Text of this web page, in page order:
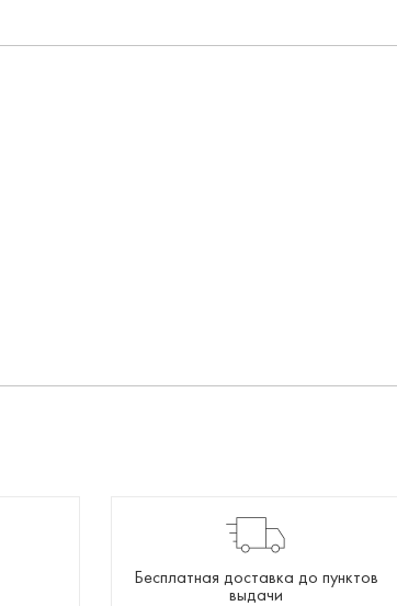
Бесплатная доставка до пунктов
выдачи